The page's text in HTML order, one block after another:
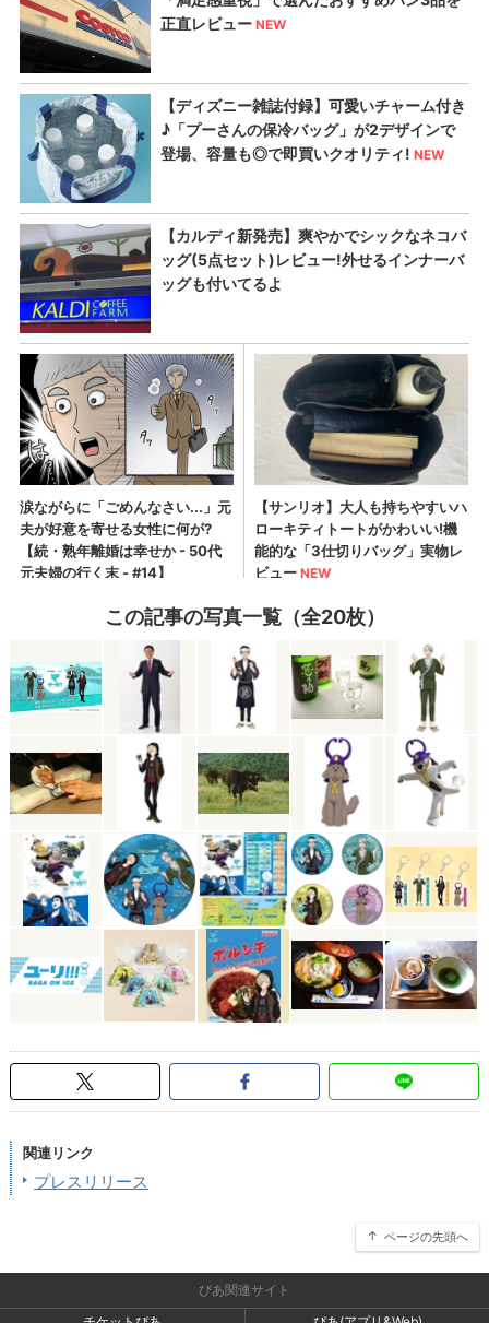
この記事の写真一覧（全20枚）
関連リンク
プレスリリース
ページの先頭へ
ぴあ関連サイト